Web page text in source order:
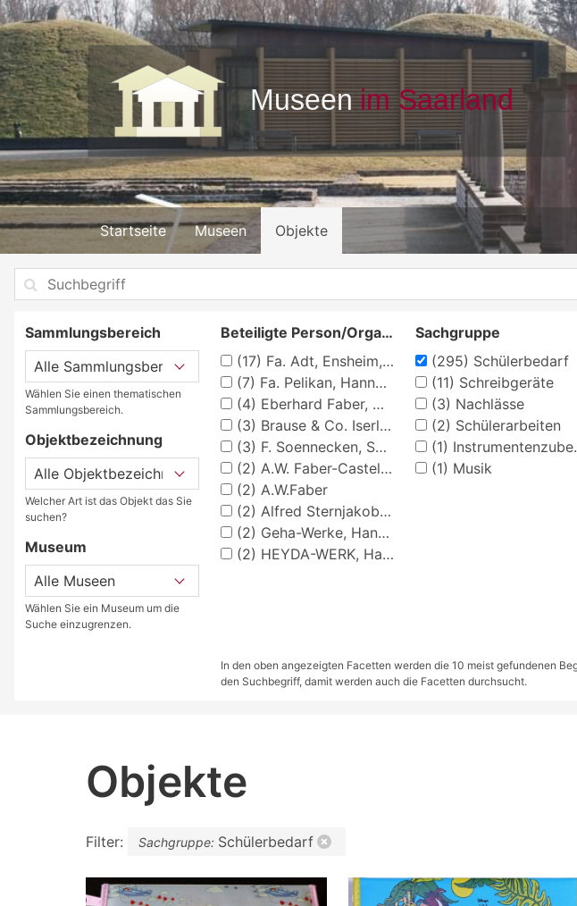
Startseite Museen Objekte
Sammlungsbereich
Wählen Sie einen thematischen
Sammlungsbereich.
Objektbezeichnung
Welcher Art ist das Objekt das Sie
suchen?
Museum
Wählen Sie ein Museum um die
Suche einzugrenzen.
Beteiligte Person/Organisation
(17) Fa. Adt, Ensheim, Forbach
(7) Fa. Pelikan, Hannover, Berlin
(4) Eberhard Faber, Neumarkt
(3) Brause & Co. Iserlohn
(3) F. Soennecken, Schreibwarenfabrik
(2) A.W. Faber-Castell, Stein/Mittelfranken
(2) A.W.Faber
(2) Alfred Sternjakob GmbH & Co. KG, Frankenthal
(2) Geha-Werke, Hannover
(2) HEYDA-WERK, Hagen/Westfalen
Sachgruppe
(295) Schülerbedarf
(11) Schreibgeräte
(3) Nachlässe
(2) Schülerarbeiten
(1) Instrumentenzubehör
(1) Musik
In den oben angezeigten Facetten werden die 10 meist gefundenen
den Suchbegriff, damit werden auch die Facetten durchsucht.
Objekte
Filter: Sachgruppe: Schülerbedarf